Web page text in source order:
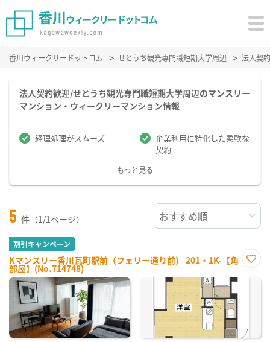
香川ウィークリードットコム せとうち観光専門職短期大学周辺 法人契
法人契約歓迎/せとうち観光専門職短期大学周辺のマンスリー
マンション・ウィークリーマンション情報
経理処理がスムーズ
企業利用に特化した柔軟な
契約
もっと見る
5 件（1/1ページ）
割引キャンペーン
Kマンスリー香川瓦町駅前（フェリー通り前） 201・1K-【角
部屋】(No.714748)
に入